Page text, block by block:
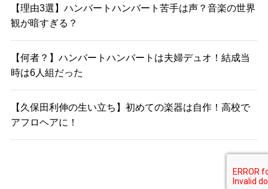
【理由3選】ハンバートハンバート苦手は声？音楽の世界
観が暗すぎる？
【何者？】ハンバートハンバートは夫婦デュオ！結成当
時は6人組だった
【久保田利伸の生い立ち】初めての楽器は自作！高校で
アフロヘアに！